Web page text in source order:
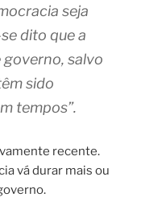
seja
dito que a
salvo
sido
tempos”.
recente.
vá durar mais ou